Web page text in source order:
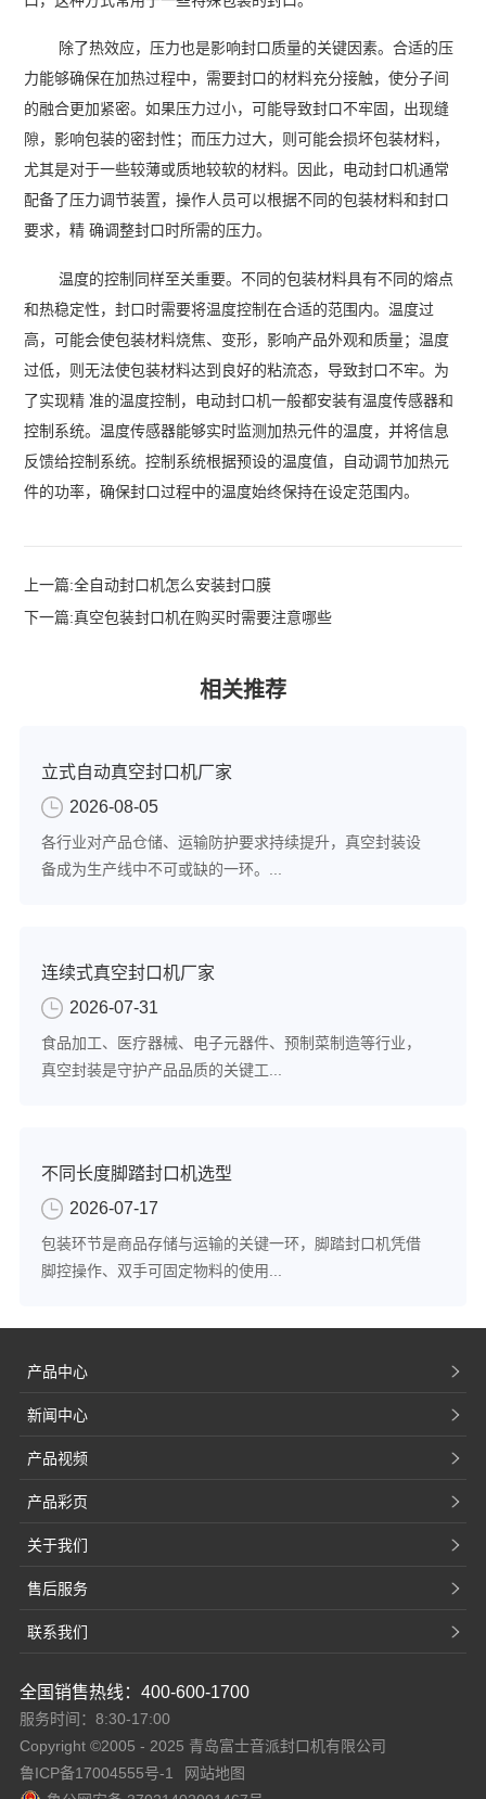
除了热效应，压力也是影响封口质量的关键因素。合适的压
力能够确保在加热过程中，需要封口的材料充分接触，使分子间
的融合更加紧密。如果压力过小，可能导致封口不牢固，出现缝
隙，影响包装的密封性；而压力过大，则可能会损坏包装材料，
尤其是对于一些较薄或质地较软的材料。因此，电动封口机通常
配备了压力调节装置，操作人员可以根据不同的包装材料和封口
要求，精 确调整封口时所需的压力。
温度的控制同样至关重要。不同的包装材料具有不同的熔点
和热稳定性，封口时需要将温度控制在合适的范围内。温度过
高，可能会使包装材料烧焦、变形，影响产品外观和质量；温度
过低，则无法使包装材料达到良好的粘流态，导致封口不牢。为
了实现精 准的温度控制，电动封口机一般都安装有温度传感器和
控制系统。温度传感器能够实时监测加热元件的温度，并将信息
反馈给控制系统。控制系统根据预设的温度值，自动调节加热元
件的功率，确保封口过程中的温度始终保持在设定范围内。
上一篇:全自动封口机怎么安装封口膜
下一篇:真空包装封口机在购买时需要注意哪些
相关推荐
立式自动真空封口机厂家
2026-08-05
各行业对产品仓储、运输防护要求持续提升，真空封装设
备成为生产线中不可或缺的一环。...
连续式真空封口机厂家
2026-07-31
食品加工、医疗器械、电子元器件、预制菜制造等行业，
真空封装是守护产品品质的关键工...
不同长度脚踏封口机选型
2026-07-17
包装环节是商品存储与运输的关键一环，脚踏封口机凭借
脚控操作、双手可固定物料的使用...
产品中心
新闻中心
产品视频
产品彩页
关于我们
售后服务
联系我们
全国销售热线：400-600-1700
服务时间：8:30-17:00
Copyright ©2005 - 2025 青岛富士音派封口机有限公司
鲁ICP备17004555号-1
网站地图